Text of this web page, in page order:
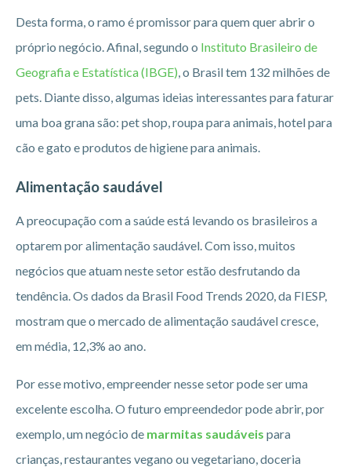
Desta forma, o ramo é promissor para quem quer abrir o
próprio negócio. Afinal, segundo o Instituto Brasileiro de
Geografia e Estatística (IBGE), o Brasil tem 132 milhões de
pets. Diante disso, algumas ideias interessantes para faturar
uma boa grana são: pet shop, roupa para animais, hotel para
cão e gato e produtos de higiene para animais.
Alimentação saudável
A preocupação com a saúde está levando os brasileiros a
optarem por alimentação saudável. Com isso, muitos
negócios que atuam neste setor estão desfrutando da
tendência. Os dados da Brasil Food Trends 2020, da FIESP,
mostram que o mercado de alimentação saudável cresce,
em média, 12,3% ao ano.
Por esse motivo, empreender nesse setor pode ser uma
excelente escolha. O futuro empreendedor pode abrir, por
exemplo, um negócio de marmitas saudáveis para
crianças, restaurantes vegano ou vegetariano, doceria